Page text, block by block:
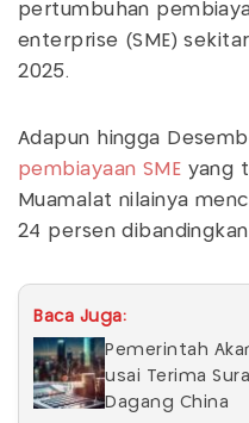
pertumbuhan
enterprise (SME)
2025.
Adapun hingga
pembiayaan SME yang
Muamalat nilainya
24 persen
Baca Juga:
Pemerintah
usai Terima
Dagang China